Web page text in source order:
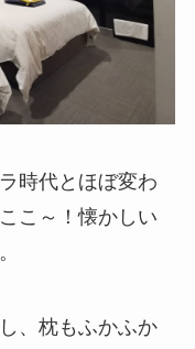
時代とほぼ変わ
こ～！懐かしい
、枕もふかふか